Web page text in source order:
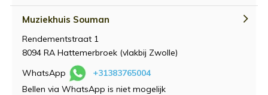
Muziekhuis Souman
Rendementstraat 1
8094 RA Hattemerbroek (vlakbij Zwolle)
WhatsApp
+31383765004
Bellen via WhatsApp is niet mogelijk